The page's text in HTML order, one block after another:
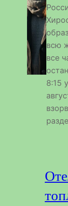
всю
все
8:15